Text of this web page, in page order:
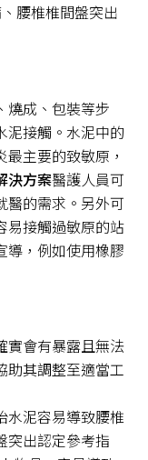
腰椎椎間盤突出
燒成、包裝等步
泥接觸。水泥中的
主要的致敏原，
決方案醫護人員可
醫的需求。另外可
易接觸過敏原的站
導，例如使用橡膠
實會有暴露且無法
助其調整至適當工
水泥容易導致腰椎
突出認定參考指